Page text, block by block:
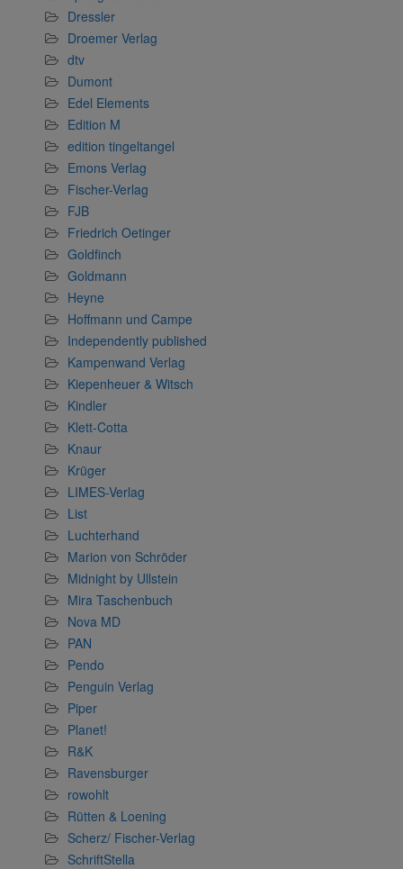
Dressler
Droemer Verlag
dtv
Dumont
Edel Elements
Edition M
edition tingeltangel
Emons Verlag
Fischer-Verlag
FJB
Friedrich Oetinger
Goldfinch
Goldmann
Heyne
Hoffmann und Campe
Independently published
Kampenwand Verlag
Kiepenheuer & Witsch
Kindler
Klett-Cotta
Knaur
Krüger
LIMES-Verlag
List
Luchterhand
Marion von Schröder
Midnight by Ullstein
Mira Taschenbuch
Nova MD
PAN
Pendo
Penguin Verlag
Piper
Planet!
R&K
Ravensburger
rowohlt
Rütten & Loening
Scherz/ Fischer-Verlag
SchriftStella